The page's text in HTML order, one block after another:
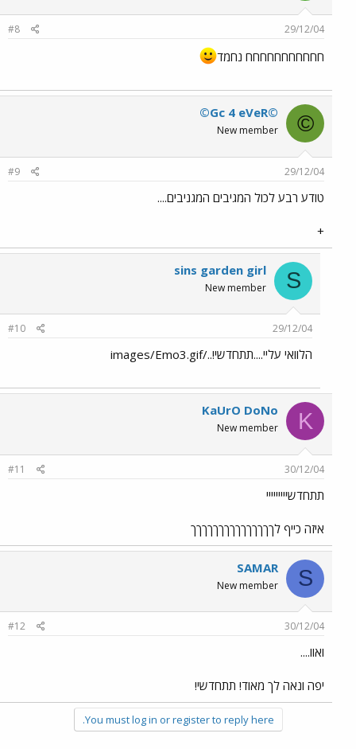
29/12/04
#8
חחחחחחחחחחח נחמד
©
©Gc 4 eVeR©
New member
29/12/04
#9
טודע רבע לכול המגיבים המגניבים....
+
S
sins garden girl
New member
29/12/04
#10
הלוואי עליי....תתחדשי!../images/Emo3.gif
K
KaUrO DoNo
New member
30/12/04
#11
תתחדשייייייייי
איזה כייף לךךךךךךךךךךךךךךך
S
SAMAR
New member
30/12/04
#12
ואוו....
יפה ונאה לך מאוד! תתחדשי!
You must log in or register to reply here.